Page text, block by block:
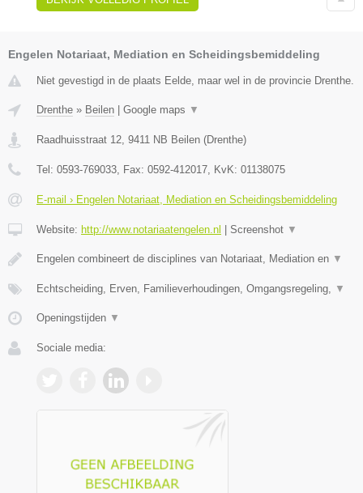
Engelen Notariaat, Mediation en Scheidingsbemiddeling
Niet gevestigd in de plaats Eelde, maar wel in de provincie Drenthe.
Drenthe » Beilen Google maps ▼
Raadhuisstraat 12, 9411 NB Beilen (Drenthe)
Tel: 0593-769033, Fax: 0592-412017, KvK: 01138075
E-mail › Engelen Notariaat, Mediation en Scheidingsbemiddeling
Website: http://www.notariaatengelen.nl Screenshot ▼
Engelen combineert de disciplines van Notariaat, Mediation en ▼
Echtscheiding, Erven, Familieverhoudingen, Omgangsregeling, ▼
Openingstijden ▼
Sociale media: